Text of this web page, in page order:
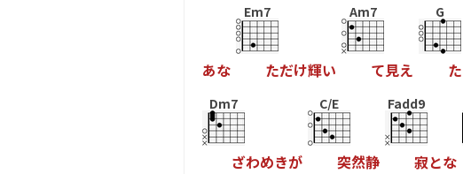
あな
Em7
ただけ輝い
Am7
て見え
G
た
Dm7
ざわめきが
C/E
突然静
Fadd9
寂とな